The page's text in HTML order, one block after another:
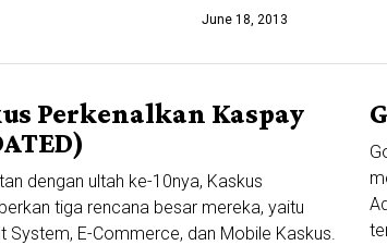
June 18, 2013
Perkenalkan Kaspay
dengan ultah ke-10nya, Kaskus
tiga rencana besar mereka, yaitu
System, E-Commerce, dan Mobile Kaskus.